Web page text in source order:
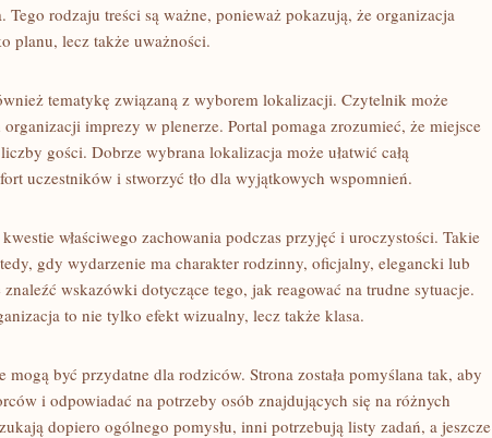
rodzaju treści są ważne, ponieważ pokazują, że organizacja
planu, lecz także uważności.
tematykę związaną z wyborem lokalizacji. Czytelnik może
imprezy w plenerze. Portal pomaga zrozumieć, że miejsce
gości. Dobrze wybrana lokalizacja może ułatwić całą
uczestników i stworzyć tło dla wyjątkowych wspomnień.
właściwego zachowania podczas przyjęć i uroczystości. Takie
gdy wydarzenie ma charakter rodzinny, oficjalny, elegancki lub
wskazówki dotyczące tego, jak reagować na trudne sytuacje.
to nie tylko efekt wizualny, lecz także klasa.
być przydatne dla rodziców. Strona została pomyślana tak, aby
i odpowiadać na potrzeby osób znajdujących się na różnych
dopiero ogólnego pomysłu, inni potrzebują listy zadań, a jeszcze